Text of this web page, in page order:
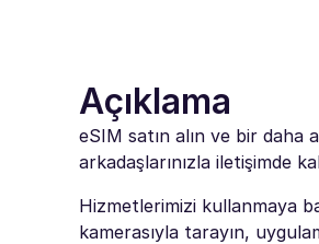
Açıklama
eSIM satın alın ve bir daha
arkadaşlarınızla iletişimde
Hizmetlerimizi kullanmaya
kamerasıyla tarayın,